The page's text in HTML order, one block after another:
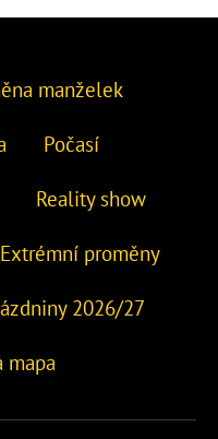
manželek
Počasí
Reality show
Extrémní proměny
2026/27
mapa